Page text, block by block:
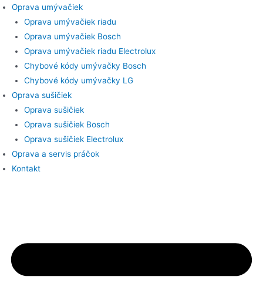
Preskočiť
obsah
Oprava umývačiek
Oprava umývačiek riadu
Oprava umývačiek Bosch
Oprava umývačiek riadu Electrolux
Chybové kódy umývačky Bosch
Chybové kódy umývačky LG
Oprava sušičiek
Oprava sušičiek
Oprava sušičiek Bosch
Oprava sušičiek Electrolux
Oprava a servis práčok
Kontakt